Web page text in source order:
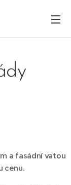
a fasádní vatou
cenu.